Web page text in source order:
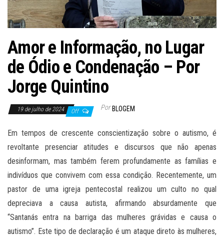
Amor e Informação, no Lugar
de Ódio e Condenação – Por
Jorge Quintino
19 de julho de 2024 Off Por BLOGEM
Em tempos de crescente conscientização sobre o autismo, é
revoltante presenciar atitudes e discursos que não apenas
desinformam, mas também ferem profundamente as famílias e
indivíduos que convivem com essa condição. Recentemente, um
pastor de uma igreja pentecostal realizou um culto no qual
depreciava a causa autista, afirmando absurdamente que
“Santanás entra na barriga das mulheres grávidas e causa o
autismo”. Este tipo de declaração é um ataque direto às mulheres,